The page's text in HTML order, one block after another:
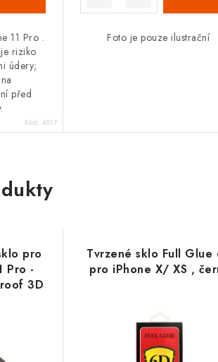
11 Pro .
riziko
údery;
před
Kód:4817
Foto je pouze ilustrační
pro
Pro -
3D
Tvrzené sklo Full Glue
pro iPhone X/ XS ,